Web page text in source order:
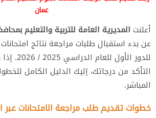
عمان
أعلنت المديرية العامة للتربية والتعليم
عن بدء استقبال طلبات مراجعة نتائج امتحانات
للدور
التأكد من درجاتك، إليك الدليل الكامل
المباشر.
خطوات تقديم طلب مراجعة الامتحانات عبر